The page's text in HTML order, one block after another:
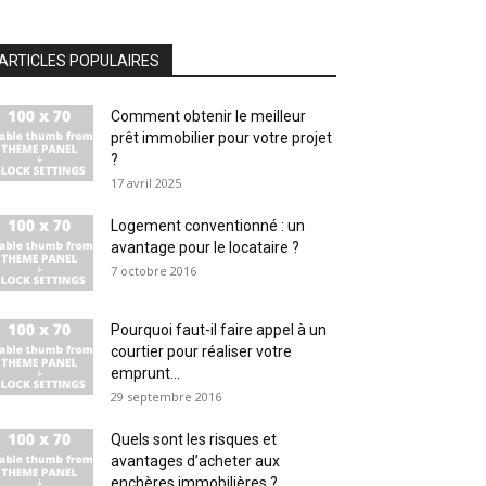
POPULAIRES
Comment obtenir le meilleur
prêt immobilier pour votre projet
?
17 avril 2025
Logement conventionné : un
avantage pour le locataire ?
7 octobre 2016
Pourquoi faut-il faire appel à un
courtier pour réaliser votre
emprunt...
29 septembre 2016
Quels sont les risques et
avantages d’acheter aux